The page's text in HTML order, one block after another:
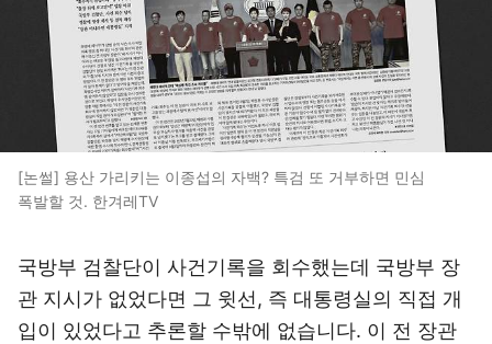
[논썰] 용산 가리키는 이종섭의 자백? 특검 또 거부하면 민심
폭발할 것. 한겨레TV
국방부 검찰단이 사건기록을 회수했는데 국방부 장
관 지시가 없었다면 그 윗선, 즉 대통령실의 직접 개
입이 있었다고 추론할 수밖에 없습니다. 이 전 장관